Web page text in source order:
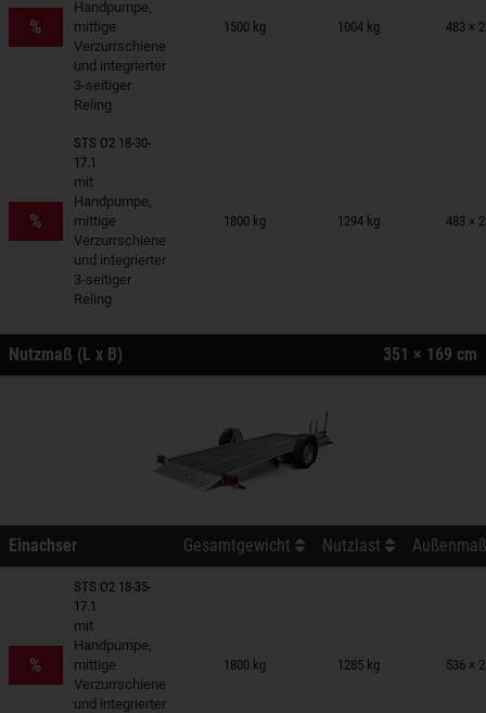
%
Handpumpe,
mittige
Verzurrschiene
und integrierter
3-seitiger
Reling
1500 kg 1004 kg 483 ×
auf Merkzettel
%
STS O2 18-30-
17.1
mit
Handpumpe,
mittige
Verzurrschiene
und integrierter
3-seitiger
Reling
1800 kg 1294 kg 483 ×
auf Merkzettel
Nutzmaß (L x B) 351 × 169 cm
Einachser Gesamtgewicht Nutzlast
%
STS O2 18-35-
17.1
mit
Handpumpe,
mittige
Verzurrschiene
und integrierter
1800 kg 1285 kg 536 ×
auf Merkzettel